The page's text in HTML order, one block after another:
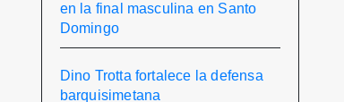
en la final masculina en Santo
Domingo
Dino Trotta fortalece la defensa
barquisimetana